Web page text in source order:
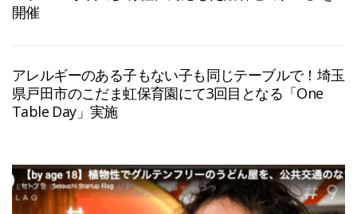
開催
アレルギーのある子もない子も同じテーブルで！埼玉
県戸田市のこだま虹保育園にて3回目となる「One
Table Day」実施